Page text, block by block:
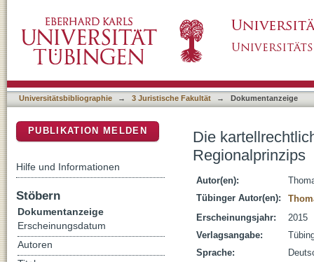
Universitätsbibliographie → 3 Juristische Fakultät → Dokumentanzeige
Die
Regionalprinzips
Autor(en):
Tübinger Autor(en):
Erscheinungsjahr:
2015
Verlagsangabe:
Sprache:
PUBLIKATION MELDEN
Hilfe und Informationen
Stöbern
Dokumentanzeige
Erscheinungsdatum
Autoren